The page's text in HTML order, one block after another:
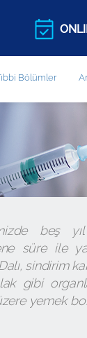
Bölümler
beş
süre ile
sindirim
gibi
yemek